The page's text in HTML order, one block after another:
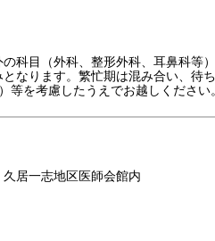
科目（外科、整形外科、耳鼻科等
なります。繁忙期は混み合い、待
等を考慮したうえでお越しください
居一志地区医師会館内